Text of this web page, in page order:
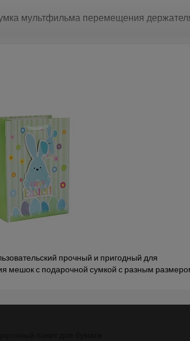
мультфильма перемещения
прочный и пригодный для
мешок с подарочной сумкой с разным